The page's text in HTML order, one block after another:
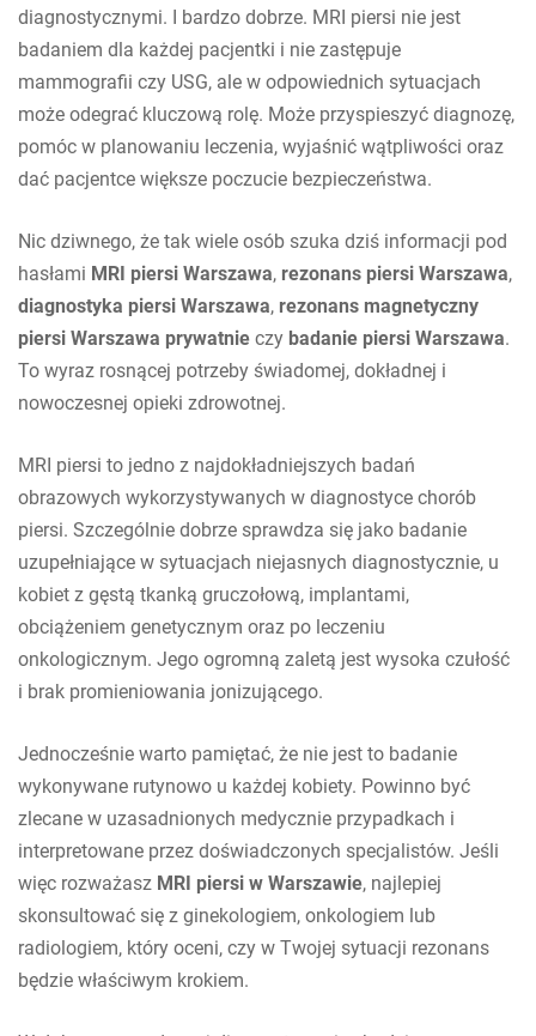
diagnostycznymi. I bardzo dobrze. MRI piersi nie jest
badaniem dla każdej pacjentki i nie zastępuje
mammografii czy USG, ale w odpowiednich sytuacjach
może odegrać kluczową rolę. Może przyspieszyć diagnozę,
pomóc w planowaniu leczenia, wyjaśnić wątpliwości oraz
dać pacjentce większe poczucie bezpieczeństwa.
Nic dziwnego, że tak wiele osób szuka dziś informacji pod
hasłami MRI piersi Warszawa, rezonans piersi Warszawa,
diagnostyka piersi Warszawa, rezonans magnetyczny
piersi Warszawa prywatnie czy badanie piersi Warszawa.
To wyraz rosnącej potrzeby świadomej, dokładnej i
nowoczesnej opieki zdrowotnej.
MRI piersi to jedno z najdokładniejszych badań
obrazowych wykorzystywanych w diagnostyce chorób
piersi. Szczególnie dobrze sprawdza się jako badanie
uzupełniające w sytuacjach niejasnych diagnostycznie, u
kobiet z gęstą tkanką gruczołową, implantami,
obciążeniem genetycznym oraz po leczeniu
onkologicznym. Jego ogromną zaletą jest wysoka czułość
i brak promieniowania jonizującego.
Jednocześnie warto pamiętać, że nie jest to badanie
wykonywane rutynowo u każdej kobiety. Powinno być
zlecane w uzasadnionych medycznie przypadkach i
interpretowane przez doświadczonych specjalistów. Jeśli
więc rozważasz MRI piersi w Warszawie, najlepiej
skonsultować się z ginekologiem, onkologiem lub
radiologiem, który oceni, czy w Twojej sytuacji rezonans
będzie właściwym krokiem.